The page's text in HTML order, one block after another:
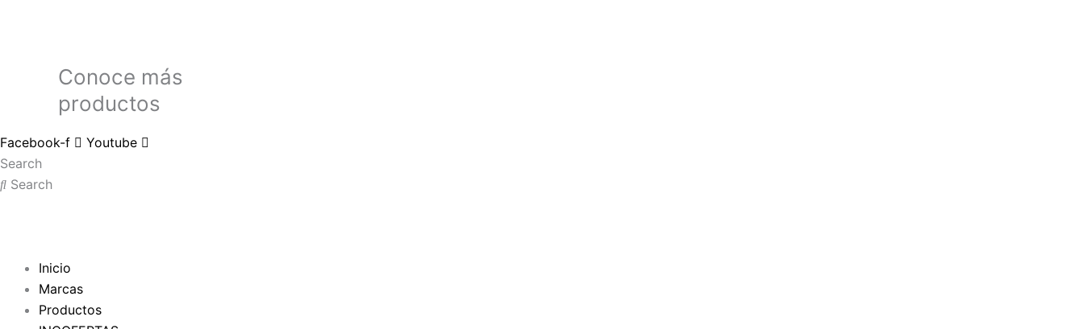
Conoce más
productos
Facebook-f
Youtube
Search
Search
Inicio
Marcas
Productos